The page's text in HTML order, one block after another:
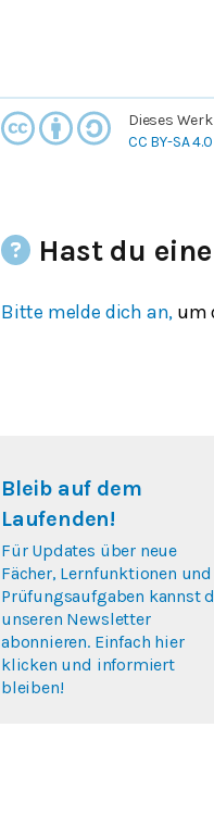
Dieses
CC BY-SA 4.0
Hast du
Bitte melde dich an, um
Bleib auf dem
Laufenden!
Für Updates über neue
Fächer, Lernfunktionen und
Prüfungsaufgaben kannst
unseren Newsletter
abonnieren. Einfach hier
klicken und informiert
bleiben!